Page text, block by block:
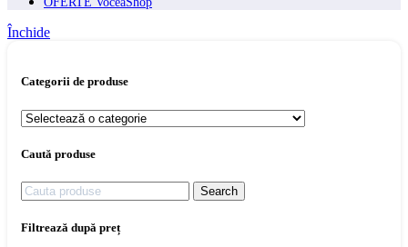
Închide
Categorii de produse
Caută produse
Search
Filtrează după preț